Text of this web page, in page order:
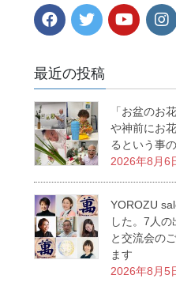
最近の投稿
「お盆のお
や神前にお
るという事
2026年8月6
YOROZU
した。7人
と交流会の
ます
2026年8月5